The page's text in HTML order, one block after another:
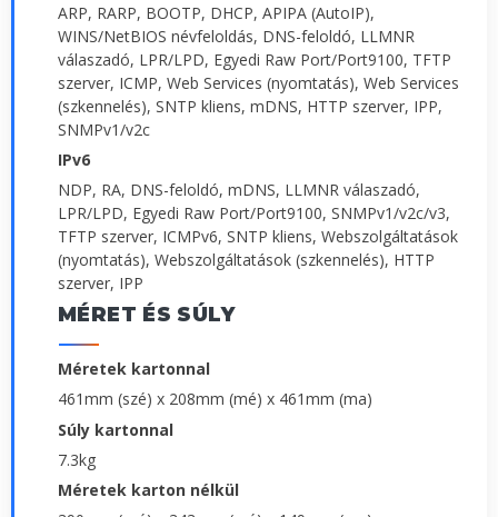
ARP, RARP, BOOTP, DHCP, APIPA (AutoIP),
WINS/NetBIOS névfeloldás, DNS-feloldó, LLMNR
válaszadó, LPR/LPD, Egyedi Raw Port/Port9100, TFTP
szerver, ICMP, Web Services (nyomtatás), Web Services
(szkennelés), SNTP kliens, mDNS, HTTP szerver, IPP,
SNMPv1/v2c
IPv6
NDP, RA, DNS-feloldó, mDNS, LLMNR válaszadó,
LPR/LPD, Egyedi Raw Port/Port9100, SNMPv1/v2c/v3,
TFTP szerver, ICMPv6, SNTP kliens, Webszolgáltatások
(nyomtatás), Webszolgáltatások (szkennelés), HTTP
szerver, IPP
MÉRET ÉS SÚLY
Méretek kartonnal
461mm (szé) x 208mm (mé) x 461mm (ma)
Súly kartonnal
7.3kg
Méretek karton nélkül